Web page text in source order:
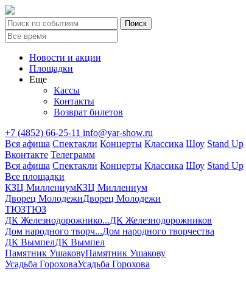
Новости и акции
Площадки
Еще
Кассы
Контакты
Возврат билетов
+7 (4852) 66-25-11 info@yar-show.ru
Вся афиша Спектакли Концерты Классика Шоу Stand Up
Вконтакте Телеграмм
Вся афиша Спектакли Концерты Классика Шоу Stand Up
Все площадки
КЗЦ МиллениумКЗЦ Миллениум
Дворец МолодежиДворец Молодежи
ТЮЗТЮЗ
ДК Железнодорожнико...ДК Железнодорожников
Дом народного творч...Дом народного творчества
ДК ВымпелДК Вымпел
Памятник УшаковуПамятник Ушакову
Усадьба ГороховаУсадьба Горохова